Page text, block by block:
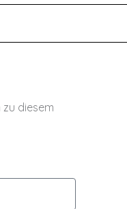
diesem